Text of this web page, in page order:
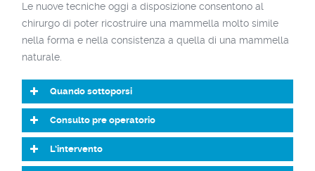
Le nuove tecniche oggi a disposizione consentono al
chirurgo di poter ricostruire una mammella molto simile
nella forma e nella consistenza a quella di una mammella
naturale.
Quando sottoporsi
Consulto pre operatorio
L’intervento